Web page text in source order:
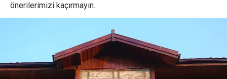
önerilerimizi kaçırmayın.